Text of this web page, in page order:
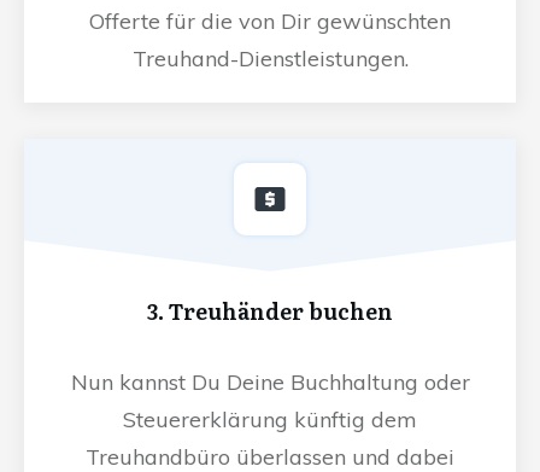
Offerte für die von Dir gewünschten
Treuhand-Dienstleistungen.
3. Treuhänder buchen
Nun kannst Du Deine Buchhaltung oder
Steuererklärung künftig dem
Treuhandbüro überlassen und dabei